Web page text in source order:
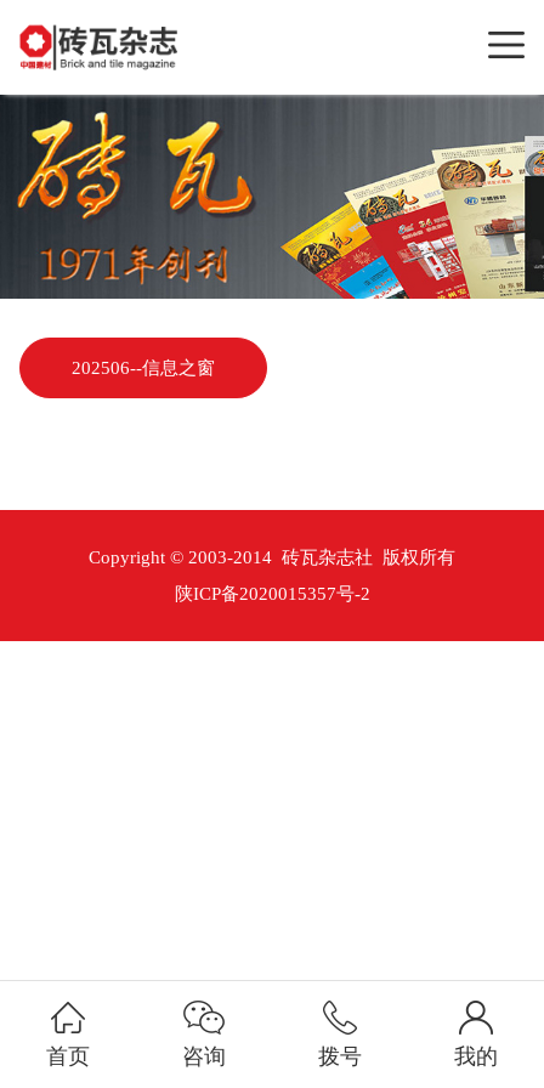
202506--信息之窗
Copyright © 2003-2014 砖瓦杂志社 版权所有
陕ICP备2020015357号-2
首页 咨询 拨号 我的